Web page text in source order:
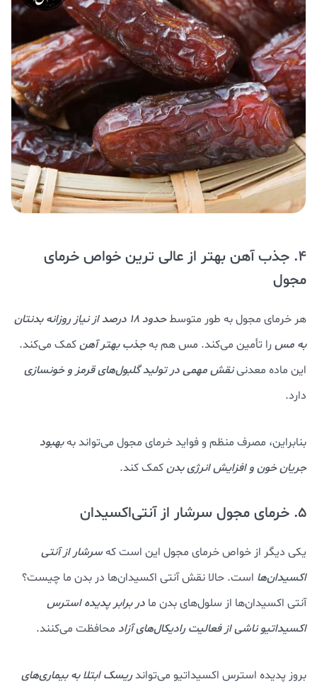
4. جذب آهن بهتر از عالی ترین خواص خرمای
مجول
هر خرمای مجول به طور متوسط
حدود ۱۸ درصد از نیاز روزانه بدنتان
به مس را تأمین می‌کند. مس هم بهجذب بهتر آهنکمک می‌کند.
این ماده معدنینقش مهمی در تولید گلبول‌های قرمز و خونسازی
دارد.
بنابراین، مصرف منظم و فواید خرمای مجول می‌تواند بهبهبود
جریان خون و افزایش انرژی بدنکمک کند.
5. خرمای مجول سرشار از آنتی‌اکسیدان
یکی دیگر از خواص خرمای مجول این است کهسرشار از آنتی
اکسیدان‌ها است. حالا نقش آنتی اکسیدان‌ها در بدن ما چیست؟
آنتی اکسیدان‌ها از سلول‌های بدن ما در برابر پدیده استرس
اکسیداتیو ناشی از فعالیت رادیکال‌های آزاد محافظت می‌کنند.
بروز پدیده استرس اکسیداتیو می‌تواندریسک ابتلا به بیماری‌های